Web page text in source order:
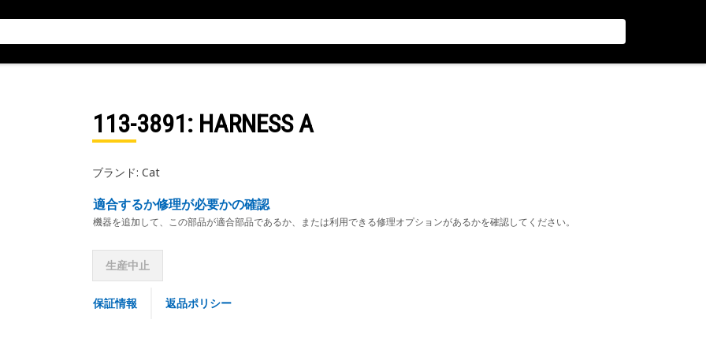
113-3891: HARNESS A
ブランド: Cat
適合するか修理が必要かの確認
機器を追加して、この部品が適合部品であるか、または利用できる修理オプションがあるかを確認してください。
生産中止
保証情報 返品ポリシー